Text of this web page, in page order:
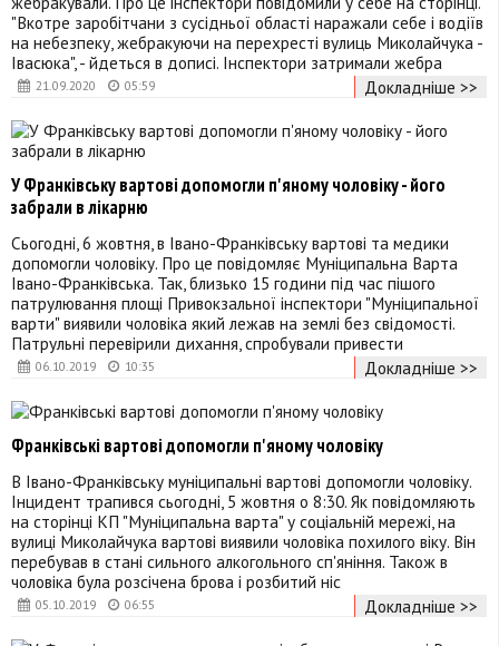
21.09.2020 05:59
"Вкотре заробітчани з сусідньої області наражали себе і водіїв
на небезпеку, жебракуючи на перехресті вулиць Миколайчука -
Івасюка", - йдеться в дописі. Інспектори затримали жебра
Докладніше >>
06.10.2019 10:35
У Франківську вартові допомогли п'яному чоловіку - його
забрали в лікарню
Сьогодні, 6 жовтня, в Івано-Франківську вартові та медики
допомогли чоловіку. Про це повідомляє Муніципальна Варта
Івано-Франківська. Так, близько 15 години під час пішого
патрулювання площі Привокзальної інспектори "Муніципальної
варти" виявили чоловіка який лежав на землі без свідомості.
Патрульні перевірили дихання, спробували привести
Докладніше >>
05.10.2019 06:55
Франківські вартові допомогли п'яному чоловіку
В Івано-Франківську муніципальні вартові допомогли чоловіку.
Інцидент трапився сьогодні, 5 жовтня о 8:30. Як повідомляють
на сторінці КП "Муніципальна варта" у соціальній мережі, на
вулиці Миколайчука вартові виявили чоловіка похилого віку. Він
перебував в стані сильного алкогольного сп'яніння. Також в
чоловіка була розсічена брова і розбитий ніс
Докладніше >>